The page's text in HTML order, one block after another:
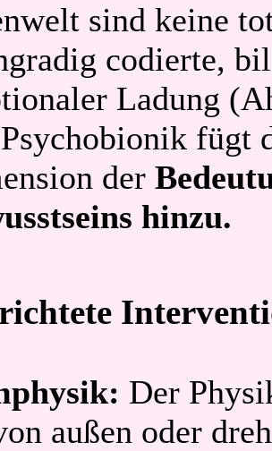
sind keine
codierte,
Ladung
fügt
der
hinzu.
Der
außen oder